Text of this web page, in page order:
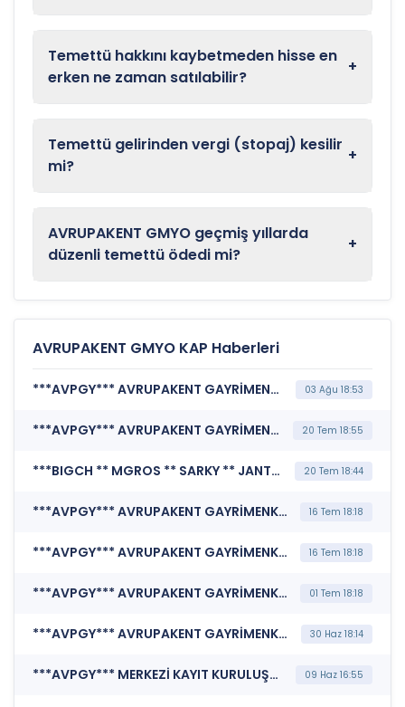
Temettü hakkını kaybetmeden hisse en
erken ne zaman satılabilir?
+
Temettü gelirinden vergi (stopaj) kesilir
mi?
+
AVRUPAKENT GMYO geçmiş yıllarda
düzenli temettü ödedi mi?
+
AVRUPAKENT GMYO KAP Haberleri
***AVPGY*** AVRUPAKENT GAYRİMENKUL YATIRIM ORTAKLIĞI A.Ş. (Özel Durum Açıklaması (Genel)) 03 Ağu 18:53
***AVPGY*** AVRUPAKENT GAYRİMENKUL YATIRIM ORTAKLIĞI A.Ş. (Maddi Duran Varlık Alımı) 20 Tem 18:55
***BIGCH ** MGROS ** SARKY ** JANTS ** SDTTR ** AVPGY ** GIPTA ** OSMEN ** ISDMR ** MSGYO ** ALARK ** DOHOL ** KBORU ** AZTEK ** AEFES ** BVSAN ** GENTS ** TEZOL ** AKSGY ** TABGD ** TRCAS ** ENERY ** AYGAZ ** NETCD ** ECZYT*** BORSA İSTANBUL A.Ş. (BIST Pay Endeksleri) 20 Tem 18:44
***AVPGY*** AVRUPAKENT GAYRİMENKUL YATIRIM ORTAKLIĞI A.Ş. (Portföy Sınırlamalarına Uyumun Kontrolü) 16 Tem 18:18
***AVPGY*** AVRUPAKENT GAYRİMENKUL YATIRIM ORTAKLIĞI A.Ş. (Portföy Sınırlamalarına Uyumun Kontrolü) 16 Tem 18:18
***AVPGY*** AVRUPAKENT GAYRİMENKUL YATIRIM ORTAKLIĞI A.Ş. (Özel Durum Açıklaması (Genel)) 01 Tem 18:18
***AVPGY*** AVRUPAKENT GAYRİMENKUL YATIRIM ORTAKLIĞI A.Ş. (Özel Durum Açıklaması (Genel)) 30 Haz 18:14
***AVPGY*** MERKEZİ KAYIT KURULUŞU A.Ş. (Pay Mali Hak Kullanım İşlemi - Nakit Ödeme) 09 Haz 16:55